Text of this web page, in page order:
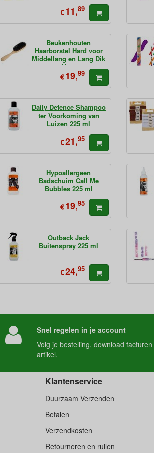
€11,89
Beukenhouten
Haarborstel Hard voor
Middellang en Lang Dik
Haar
€19,99
Daily Defence Shampoo
ter Voorkoming van
Luizen 225 ml
€21,95
Hypoallergeen
Badschuim Call Me
Bubbles 225 ml
€19,95
Outback Jack
Buitenspray 225 ml
€24,95
Snel regelen in je account
Volg jebestelling, downloadfacturen
artikel.
Klantenservice
Duurzaam Verzenden
Betalen
Verzendkosten
Retourneren en ruilen